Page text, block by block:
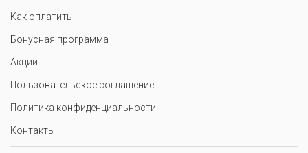
Как оплатить
Бонусная программа
Акции
Пользовательское соглашение
Политика конфиденциальности
Контакты